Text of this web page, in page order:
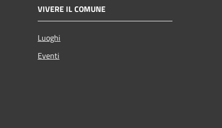
VIVERE IL COMUNE
Luoghi
Eventi